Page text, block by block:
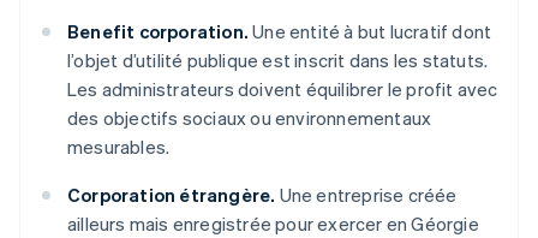
Benefit corporation. Une entité à but lucratif dont
l’objet d’utilité publique est inscrit dans les statuts.
Les administrateurs doivent équilibrer le profit avec
des objectifs sociaux ou environnementaux
mesurables.
Corporation étrangère. Une entreprise créée
ailleurs mais enregistrée pour exercer en Géorgie